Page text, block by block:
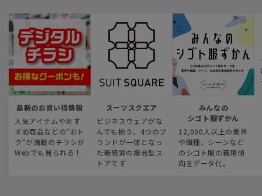
最新のお買い得情報
人気アイテムやおす
すめ商品などの“おト
ク“が満載のチラシが
Webでも見られる！
スーツスクエア
ビジネスウェアがな
んでも揃う、4つのブ
ランドが一体となっ
た新感覚の複合型ス
トアです
みんなの
シゴト服ずかん
12,000人以上の業界
や職種、シーンなど
のシゴト服の着用傾
向をデータ化。